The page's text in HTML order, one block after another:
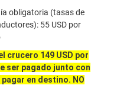
obligatoria (tasas de
55 USD por
crucero 149 USD por
ser pagado junto con
en destino. NO